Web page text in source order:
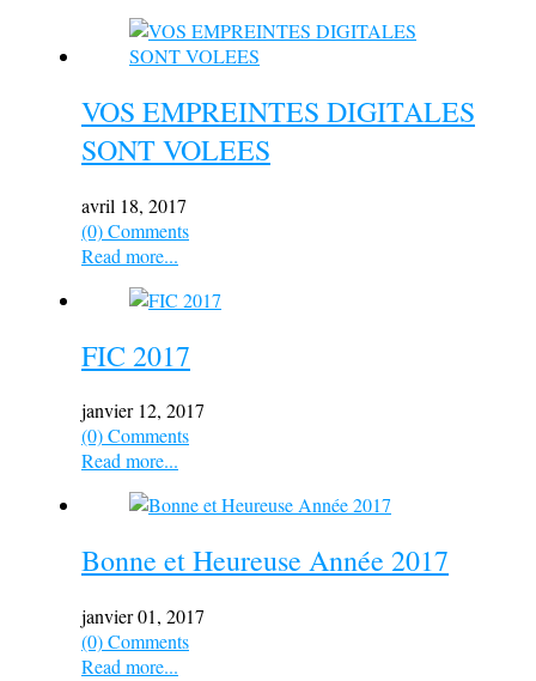
VOS EMPREINTES DIGITALES
SONT VOLEES
avril 18, 2017
(0) Comments
Read more...
FIC 2017
janvier 12, 2017
(0) Comments
Read more...
Bonne et Heureuse Année 2017
janvier 01, 2017
(0) Comments
Read more...